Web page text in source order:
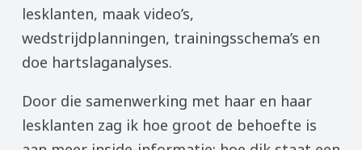
lesklanten, maak video’s,
wedstrijdplanningen, trainingsschema’s en
doe hartslaganalyses.
Door die samenwerking met haar en haar
lesklanten zag ik hoe groot de behoefte is